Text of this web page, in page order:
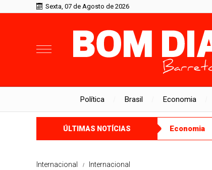
Sexta, 07 de Agosto de 2026
Política Brasil Economia
ÚLTIMAS NOTÍCIAS Economia
Internacional Internacional